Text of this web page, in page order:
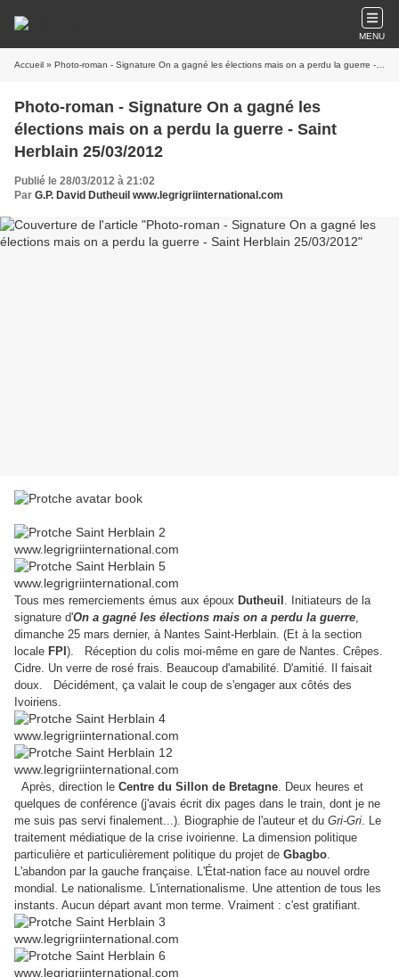
MENU
Accueil » Photo-roman - Signature On a gagné les élections mais on a perdu la guerre - Saint Herblain 25/03/2012
Photo-roman - Signature On a gagné les
élections mais on a perdu la guerre - Saint
Herblain 25/03/2012
Publié le 28/03/2012 à 21:02
Par G.P. David Dutheuil www.legrigriinternational.com
Tous mes remerciements émus aux époux Dutheuil . Initiateurs de la
signature d'On a gagné les élections mais on a perdu la guerre,
dimanche 25 mars dernier, à Nantes Saint-Herblain. (Et à la section
locale FPI ). Réception du colis moi-même en gare de Nantes. Crêpes.
Cidre. Un verre de rosé frais. Beaucoup d'amabilité. D'amitié. Il faisait
doux. Décidément, ça valait le coup de s'engager aux côtés des
Ivoiriens.
Après, direction le Centre du Sillon de Bretagne. Deux heures et
quelques de conférence (j'avais écrit dix pages dans le train, dont je ne
me suis pas servi finalement...). Biographie de l'auteur et du Gri-Gri. Le
traitement médiatique de la crise ivoirienne. La dimension politique
particulière et particulièrement politique du projet de Gbagbo.
L'abandon par la gauche française. L'État-nation face au nouvel ordre
mondial. Le nationalisme. L'internationalisme. Une attention de tous les
instants. Aucun départ avant mon terme. Vraiment : c'est gratifiant.